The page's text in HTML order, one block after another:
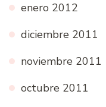
enero 2012
diciembre 2011
noviembre 2011
octubre 2011